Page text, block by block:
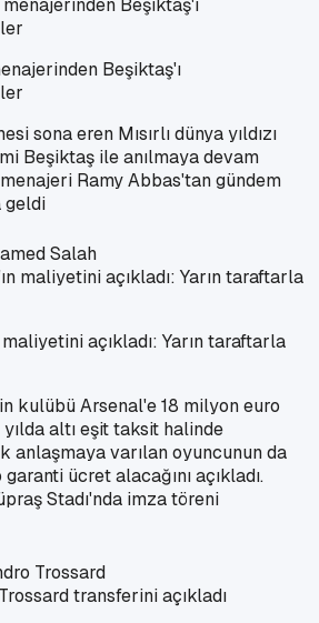
Beşiktaş'ı
sona eren Mısırlı dünya yıldızı
Beşiktaş ile anılmaya devam
Ramy Abbas'tan gündem
geldi
Salah
açıkladı: Yarın taraftarla
kulübü Arsenal'e 18 milyon euro
altı eşit taksit halinde
anlaşmaya varılan oyuncunun da
ücret alacağını açıkladı.
Stadı'nda imza töreni
Trossard